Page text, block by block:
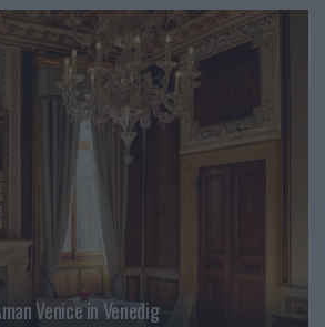
Venice in Venedig